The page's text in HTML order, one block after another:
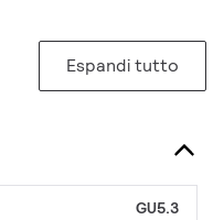
Espandi tutto
GU5.3